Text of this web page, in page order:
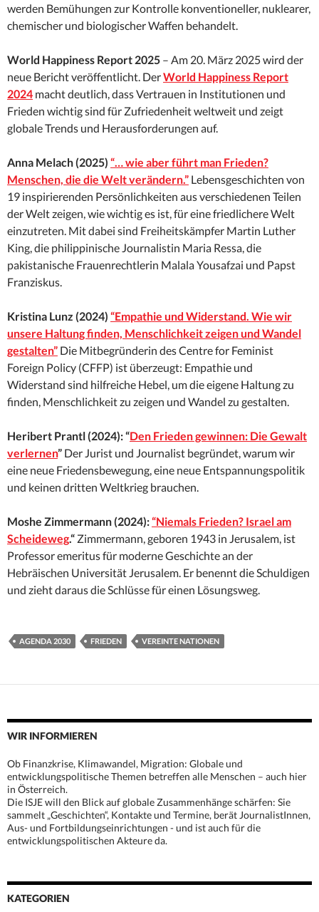
werden Bemühungen zur Kontrolle konventioneller, nuklearer,
chemischer und biologischer Waffen behandelt.
World Happiness Report 2025 – Am 20. März 2025 wird der
neue Bericht veröffentlicht. DerWorld Happiness Report
2024 macht deutlich, dass Vertrauen in Institutionen und
Frieden wichtig sind für Zufriedenheit weltweit und zeigt
globale Trends und Herausforderungen auf.
Anna Melach(2025) “… wie aber führt man Frieden?
Menschen, die die Welt verändern.” Lebensgeschichten von
19 inspirierenden Persönlichkeiten aus verschiedenen Teilen
der Welt zeigen, wie wichtig es ist, für eine friedlichere Welt
einzutreten. Mit dabei sind Freiheitskämpfer Martin Luther
King, die philippinische Journalistin Maria Ressa, die
pakistanische Frauenrechtlerin Malala Yousafzai und Papst
Franziskus.
Kristina Lunz (2024) “Empathie und Widerstand. Wie wir
unsere Haltung finden, Menschlichkeit zeigen und Wandel
gestalten” Die Mitbegründerin des Centre for Feminist
Foreign Policy (CFFP) ist überzeugt: Empathie und
Widerstand sind hilfreiche Hebel, um die eigene Haltung zu
finden, Menschlichkeit zu zeigen und Wandel zu gestalten.
Heribert Prantl (2024): “Den Frieden gewinnen: Die Gewalt
verlernen” Der Jurist und Journalist begründet, warum wir
eine neue Friedensbewegung, eine neue Entspannungspolitik
und keinen dritten Weltkrieg brauchen.
Moshe Zimmermann (2024):“Niemals Frieden? Israel am
Scheideweg.“ Zimmermann, geboren 1943 in Jerusalem, ist
Professor emeritus für moderne Geschichte an der
Hebräischen Universität Jerusalem. Er benennt die Schuldigen
und zieht daraus die Schlüsse für einen Lösungsweg.
AGENDA 2030 FRIEDEN VEREINTE NATIONEN
WIR INFORMIEREN
Ob Finanzkrise, Klimawandel, Migration: Globale und
entwicklungspolitische Themen betreffen alle Menschen – auch hier
in Österreich.
Die ISJE will den Blick auf globale Zusammenhänge schärfen: Sie
sammelt „Geschichten“, Kontakte und Termine, berät JournalistInnen,
Aus- und Fortbildungseinrichtungen - und ist auch für die
entwicklungspolitischen Akteure da.
KATEGORIEN